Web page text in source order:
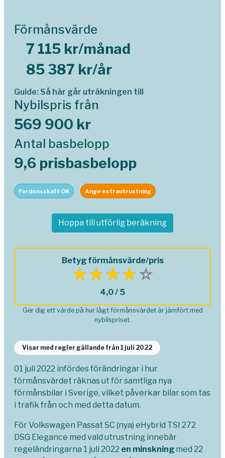
Förmånsvärde
7 115 kr/månad
85 387 kr/år
Guide: Så här går uträkningen till
Nybilspris från
569 900 kr
Antal basbelopp
9,6 prisbasbelopp
Fordonsskatt OK Ange extrautrustning
Hoppa till utförlig beräkning
Betyg förmånsvärde/pris
4,0 / 5
Ger dig ett värde på hur lågt förmånsvärdet är jämfört med
nybilspriset.
Visar med regler gällande från 1 juli 2022
01 juli 2022 infördes förändringar i hur
förmånsvärdet räknas ut för samtliga nya
förmånsbilar i Sverige, vilket påverkar bilar som tas
i trafik från och med detta datum.
För Volkswagen Passat SC (nya) eHybrid TSI 272
DSG Elegance med vald utrustning innebär
regeländringarna 1 juli 2022 en minskning med 22